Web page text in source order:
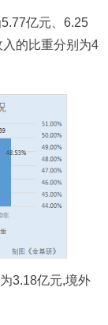
亿元、6.25
的比重分别为4
3.18亿元,境外